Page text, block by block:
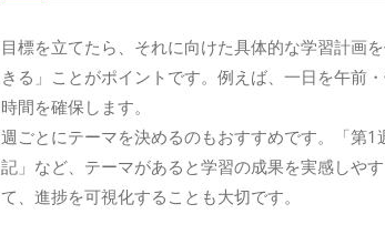
目標を立てたら、それに向けた具体的な学習計画
きる」ことがポイントです。例えば、一日を午前
時間を確保します。
週ごとにテーマを決めるのもおすすめです。「第
記」など、テーマがあると学習の成果を実感しや
て、進捗を可視化することも大切です。